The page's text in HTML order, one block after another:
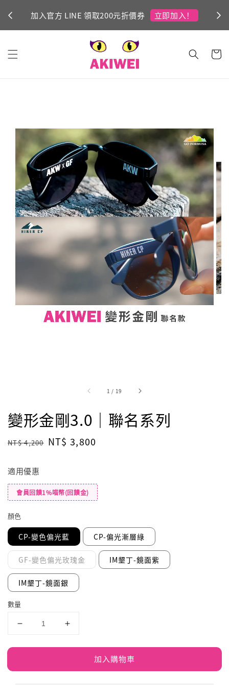
加入官方 LINE 領取200元折價券 立即加入！
1 / 19
變形金剛3.0｜聯名系列
Regular
NT$ 4,200 Sale
NT$ 3,800
適用優惠
會員回饋1%喵幣(回饋金)
顏色
CP-變色偏光藍 CP-偏光漸層綠
GF-變色偏光玫瑰金 IM墾丁-鏡面紫
IM墾丁-鏡面銀
數量
加入購物車